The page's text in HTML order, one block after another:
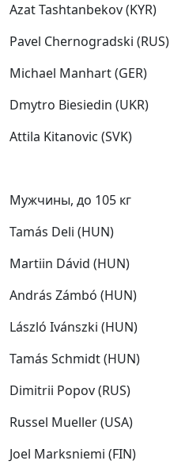
Azat Tashtanbekov (KYR)
Pavel Chernogradski (RUS)
Michael Manhart (GER)
Dmytro Biesiedin (UKR)
Attila Kitanovic (SVK)
Мужчины, до 105 кг
Tamás Deli (HUN)
Martiin Dávid (HUN)
András Zámbó (HUN)
László Ivánszki (HUN)
Tamás Schmidt (HUN)
Dimitrii Popov (RUS)
Russel Mueller (USA)
Joel Marksniemi (FIN)